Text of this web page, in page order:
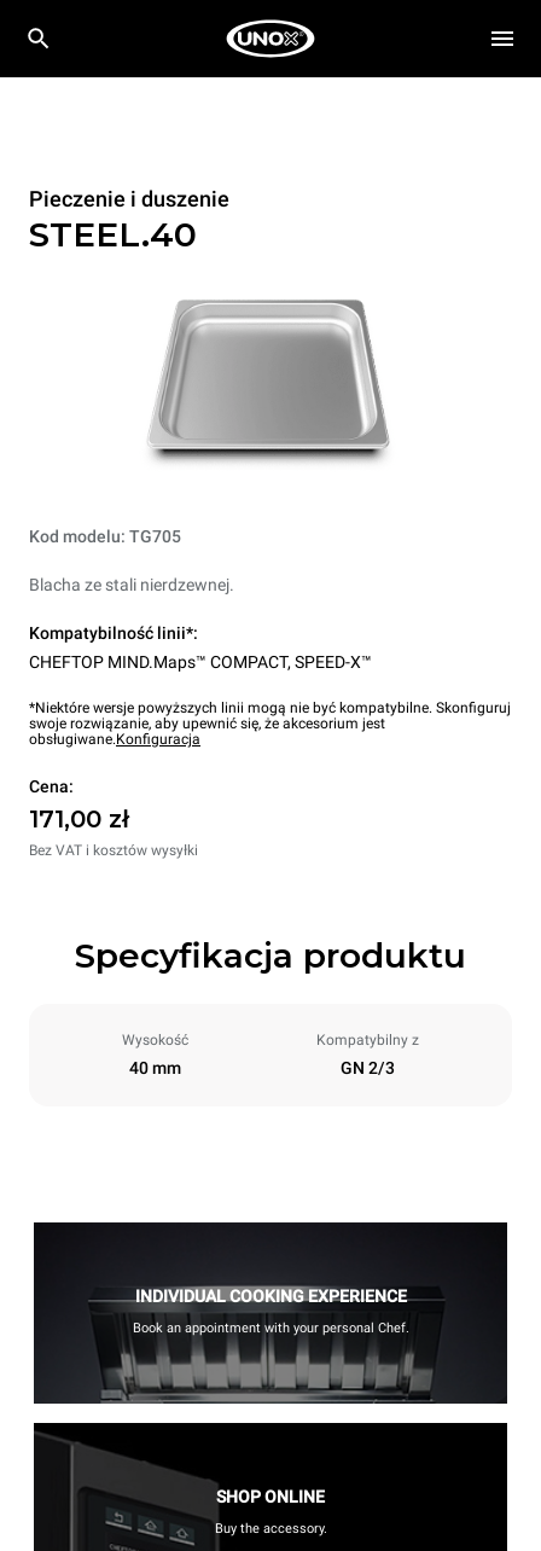
Pieczenie i duszenie
STEEL.40
Kod modelu: TG705
Blacha ze stali nierdzewnej.
Kompatybilność linii*:
CHEFTOP MIND.Maps™ COMPACT, SPEED-X™
*Niektóre wersje powyższych linii mogą nie być kompatybilne. Skonfiguruj
swoje rozwiązanie, aby upewnić się, że akcesorium jest
obsługiwane.Konfiguracja
Cena:
171,00 zł
Bez VAT i kosztów wysyłki
Specyfikacja produktu
Wysokość
40 mm
Kompatybilny z
GN 2/3
INDIVIDUAL COOKING EXPERIENCE
Book an appointment with your personal Chef.
SHOP ONLINE
Buy the accessory.